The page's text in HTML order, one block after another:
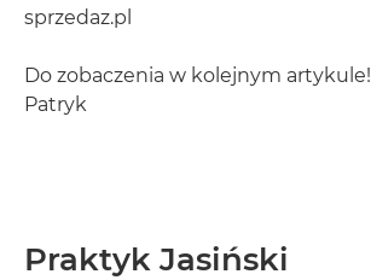
sprzedaz.pl
Do zobaczenia w kolejnym artykule!
Patryk
Praktyk Jasiński